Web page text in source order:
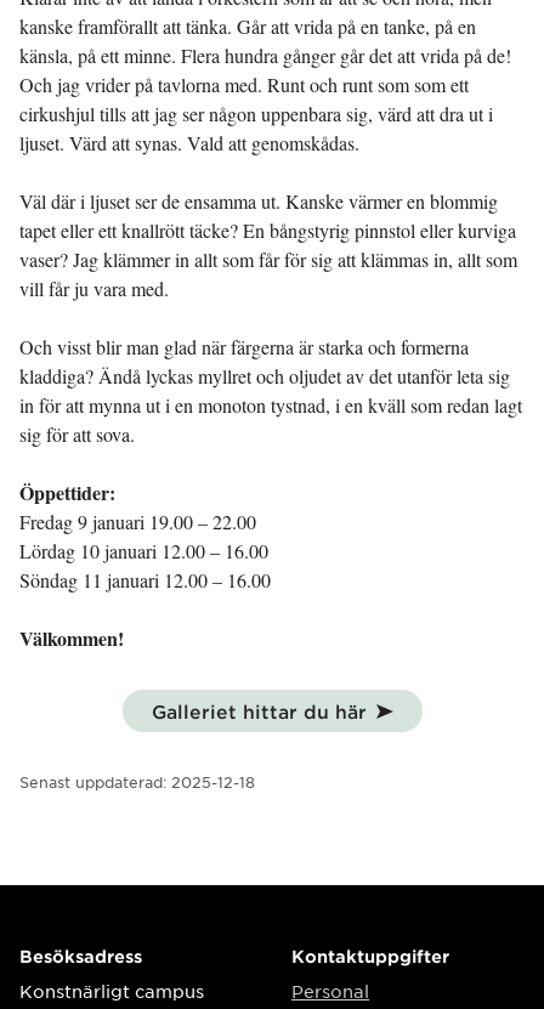
kanske framförallt att tänka. Går att vrida på en tanke, på en
känsla, på ett minne. Flera hundra gånger går det att vrida på de!
Och jag vrider på tavlorna med. Runt och runt som som ett
cirkushjul tills att jag ser någon uppenbara sig, värd att dra ut i
ljuset. Värd att synas. Vald att genomskådas.
Väl där i ljuset ser de ensamma ut. Kanske värmer en blommig
tapet eller ett knallrött täcke? En bångstyrig pinnstol eller kurviga
vaser? Jag klämmer in allt som får för sig att klämmas in, allt som
vill får ju vara med.
Och visst blir man glad när färgerna är starka och formerna
kladdiga? Ändå lyckas myllret och oljudet av det utanför leta sig
in för att mynna ut i en monoton tystnad, i en kväll som redan lagt
sig för att sova.
Öppettider:
Fredag 9 januari 19.00 – 22.00
Lördag 10 januari 12.00 – 16.00
Söndag 11 januari 12.00 – 16.00
Välkommen!
Galleriet hittar du här
Senast uppdaterad: 2025-12-18
Besöksadress
Konstnärligt campus
Kontaktuppgifter
Personal